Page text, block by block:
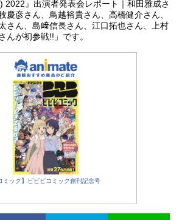
2022』出演者発表会レポート｜和田雅成さ
慶彦さん、鳥越裕貴さん、高橋健介さん、
さん、島﨑信長さん、江口拓也さん、上村
んが初参戦!!」です。
ミック】ビビビコミック創刊記念号